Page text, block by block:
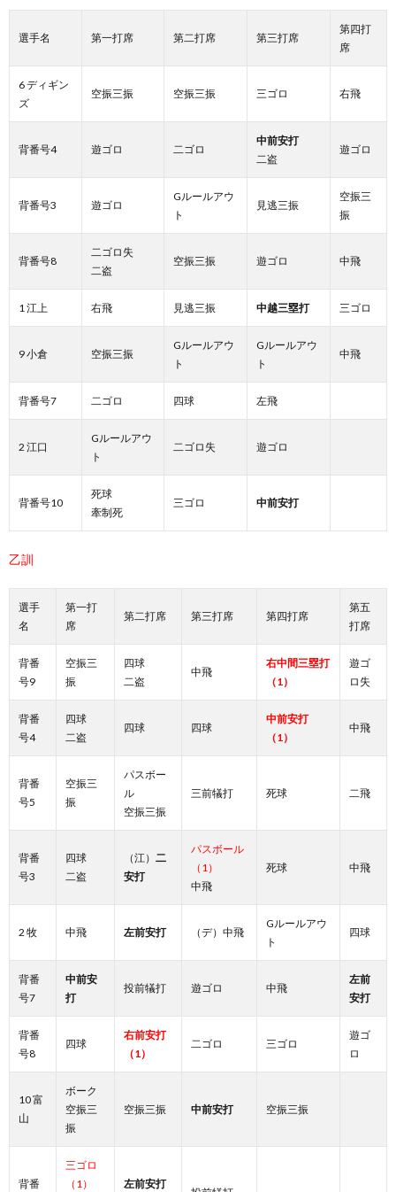
選手名 第一打席 第二打席 第三打席
第四打
席
6 ディギン
ズ
空振三振 空振三振 三ゴロ 右飛
背番号4 遊ゴロ 二ゴロ
中前安打
二盗
遊ゴロ
背番号3 遊ゴロ
Gルールアウ
ト
見逃三振
空振三
振
背番号8
二ゴロ失
二盗
空振三振 遊ゴロ 中飛
1 江上 右飛 見逃三振 中越三塁打 三ゴロ
9 小倉 空振三振
Gルールアウ
ト
Gルールアウ
ト
中飛
背番号7 二ゴロ 四球 左飛
2 江口
Gルールアウ
ト
二ゴロ失 遊ゴロ
背番号10
死球
牽制死
三ゴロ 中前安打
乙訓
選手
名
第一打
席
第二打席 第三打席 第四打席
第五
打席
背番
号9
空振三
振
四球
二盗
中飛
右中間三塁打
（1）
遊ゴ
ロ失
背番
号4
四球
二盗
四球 四球
中前安打
（1）
中飛
背番
号5
空振三
振
パスボー
ル
空振三振
三前犠打 死球 二飛
背番
号3
四球
二盗
（江） 二
安打
パスボール
（1）
中飛
死球 中飛
2 牧 中飛 左前安打 （デ）中飛
Gルールアウ
ト
四球
背番
号7
中前安
打
投前犠打 遊ゴロ 中飛
左前
安打
背番
号8
四球
右前安打
（1）
二ゴロ 三ゴロ
遊ゴ
ロ
10 富
山
ボーク
空振三
振
空振三振 中前安打 空振三振
背番
三ゴロ
（1）
左前安打